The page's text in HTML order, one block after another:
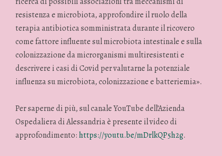
resistenza e microbiota, approfondire il ruolo della
terapia antibiotica somministrata durante il ricovero
come fattore influente sul microbiota intestinale e sulla
colonizzazione da microrganismi multiresistenti e
descrivere i casi di Covid per valutarne la potenziale
influenza su microbiota, colonizzazione e batteriemia».
Per saperne di più, sul canale YouTube dell’Azienda
Ospedaliera di Alessandria è presente il video di
approfondimento: https://youtu.be/mDrlkQP5h2g.